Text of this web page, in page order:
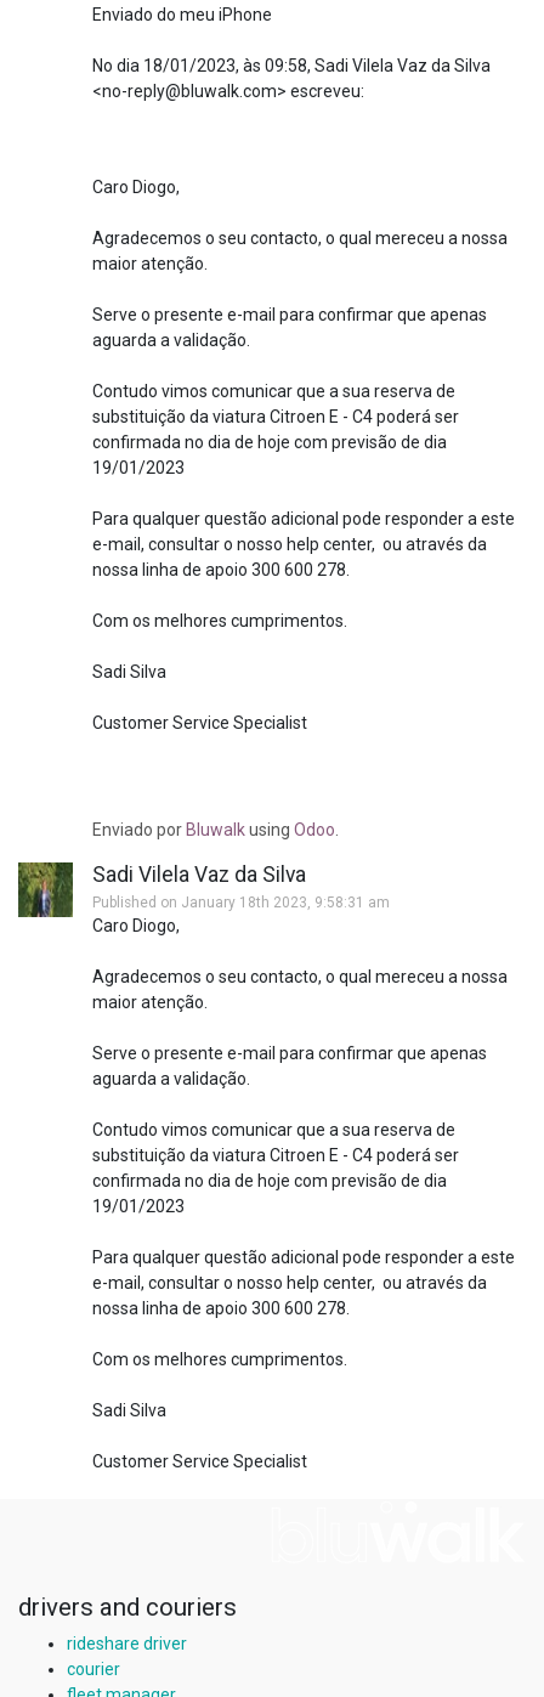
Enviado do meu iPhone
No dia 18/01/2023, às 09:58, Sadi Vilela Vaz da Silva
<no-reply@bluwalk.com> escreveu:
Caro Diogo,
Agradecemos o seu contacto, o qual mereceu a nossa
maior atenção.
Serve o presente e-mail para confirmar que apenas
aguarda a validação.
Contudo vimos comunicar que a sua reserva de
substituição da viatura Citroen E - C4 poderá ser
confirmada no dia de hoje com previsão de dia
19/01/2023
Para qualquer questão adicional pode responder a este
e-mail, consultar o nosso help center, ou através da
nossa linha de apoio 300 600 278.
Com os melhores cumprimentos.
Sadi Silva
Customer Service Specialist
Enviado por Bluwalkusing Odoo
Sadi Vilela Vaz da Silva
Published on January 18th 2023, 9:58:31 am
Caro Diogo,
Agradecemos o seu contacto, o qual mereceu a nossa
maior atenção.
Serve o presente e-mail para confirmar que apenas
aguarda a validação.
Contudo vimos comunicar que a sua reserva de
substituição da viatura Citroen E - C4 poderá ser
confirmada no dia de hoje com previsão de dia
19/01/2023
Para qualquer questão adicional pode responder a este
e-mail, consultar o nosso help center, ou através da
nossa linha de apoio 300 600 278.
Com os melhores cumprimentos.
Sadi Silva
Customer Service Specialist
drivers and couriers
rideshare driver
courier